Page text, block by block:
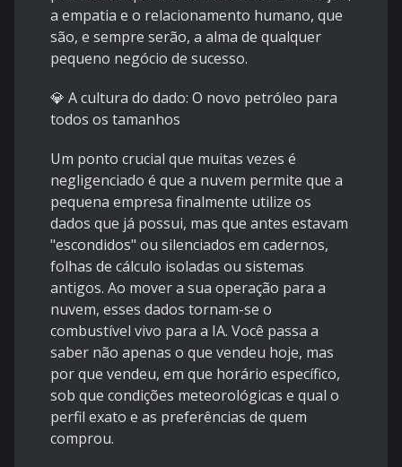
a empatia e o relacionamento humano, que
são, e sempre serão, a alma de qualquer
pequeno negócio de sucesso.
💎 A cultura do dado: O novo petróleo para
todos os tamanhos
Um ponto crucial que muitas vezes é
negligenciado é que a nuvem permite que a
pequena empresa finalmente utilize os
dados que já possui, mas que antes estavam
"escondidos" ou silenciados em cadernos,
folhas de cálculo isoladas ou sistemas
antigos. Ao mover a sua operação para a
nuvem, esses dados tornam-se o
combustível vivo para a IA. Você passa a
saber não apenas o que vendeu hoje, mas
por que vendeu, em que horário específico,
sob que condições meteorológicas e qual o
perfil exato e as preferências de quem
comprou.